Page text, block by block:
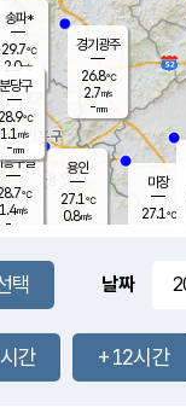
-mm
용인
27.1℃
0.8m/s
경기광주
26.8℃
2.7m/s
-mm
마장
27.1℃
송파*
29.7℃
2.0m/s
-mm
구갈
℃
1.4m/s
-
분당구
28.9℃
1.1 m/s
-mm
날짜
간 +12시간